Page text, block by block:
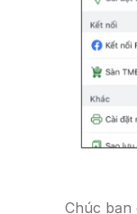
Chúc bạn